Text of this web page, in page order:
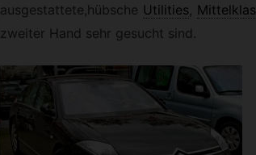
ausgestattete,hübsche Utilities
zweiter Hand sehr gesucht sind.